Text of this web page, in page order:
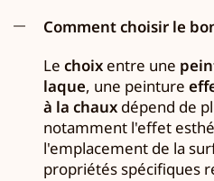
Comment choisir le
Le choix entre une
laque, une peinture
à la chaux dépend de
notamment l'effet
l'emplacement de la
propriétés spécifiques